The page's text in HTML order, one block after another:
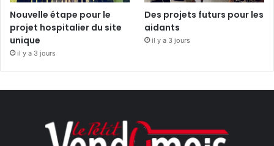
Nouvelle étape pour le
projet hospitalier du site
unique
il y a 3 jours
Des projets futurs pour les
aidants
il y a 3 jours